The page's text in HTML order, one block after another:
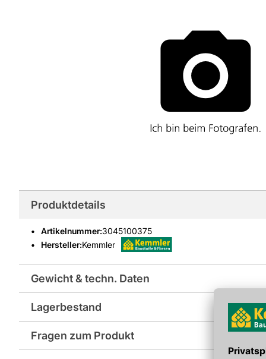
Produktdetails
Artikelnummer:3045100375
Hersteller:Kemmler
Gewicht & techn. Daten
EAN: 4055463026223, 4013307817468
Lagerbestand
Fragen zum Produkt